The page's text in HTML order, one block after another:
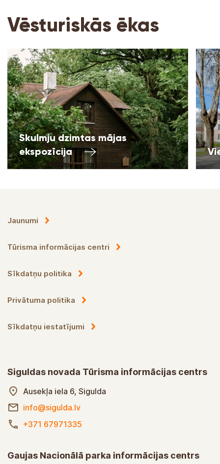
Vēsturiskās ēkas
Skulmju dzimtas mājas
ekspozīcija
Jaunumi
Tūrisma informācijas centri
Sīkdatņu politika
Privātuma politika
Sīkdatņu iestatījumi
Siguldas novada Tūrisma informācijas centrs
Ausekļa iela 6, Sigulda
info@sigulda.lv
+371 67971335
Gaujas Nacionālā parka informācijas centrs